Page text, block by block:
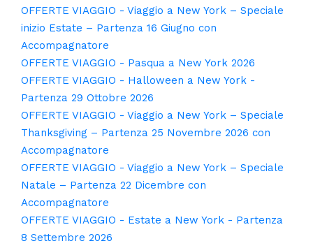
OFFERTE VIAGGIO - Viaggio a New York – Speciale
inizio Estate – Partenza 16 Giugno con
Accompagnatore
OFFERTE VIAGGIO - Pasqua a New York 2026
OFFERTE VIAGGIO - Halloween a New York -
Partenza 29 Ottobre 2026
OFFERTE VIAGGIO - Viaggio a New York – Speciale
Thanksgiving – Partenza 25 Novembre 2026 con
Accompagnatore
OFFERTE VIAGGIO - Viaggio a New York – Speciale
Natale – Partenza 22 Dicembre con
Accompagnatore
OFFERTE VIAGGIO - Estate a New York - Partenza
8 Settembre 2026